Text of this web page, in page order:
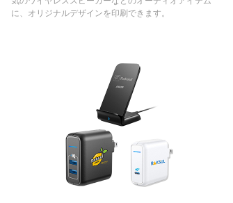
に、オリジナルデザインを印刷できます。